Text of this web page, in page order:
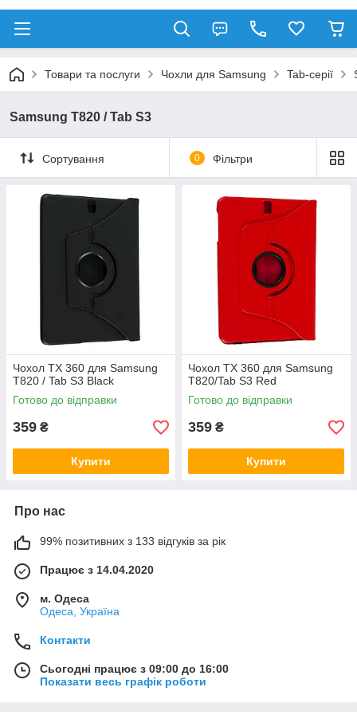
Товари та послуги Чохли для Samsung Tab-серії
Samsung T820 / Tab S3
Сортування 0 Фільтри
Чохол TX 360 для Samsung
T820 / Tab S3 Black
Готово до відправки
359 ₴
Купити
Чохол TX 360 для Samsung
T820/Tab S3 Red
Готово до відправки
359 ₴
Купити
Про нас
99% позитивних з 133 відгуків за рік
Працює з 14.04.2020
м. Одеса
Одеса, Україна
Контакти
Сьогодні працює з 09:00 до 16:00
Показати весь графік роботи